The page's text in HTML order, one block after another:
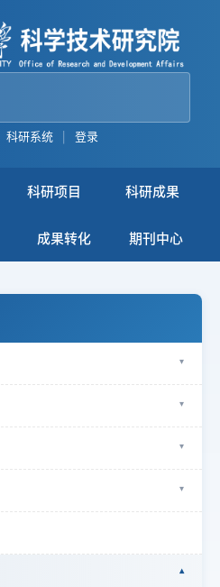
科研系统 | 登录
科研项目 科研成果
成果转化 期刊中心